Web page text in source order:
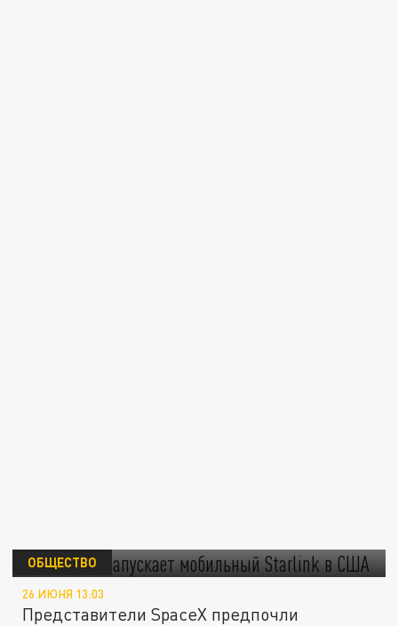
США
ОБЩЕСТВО
26 ИЮНЯ 13:03
Представители SpaceX предпочли